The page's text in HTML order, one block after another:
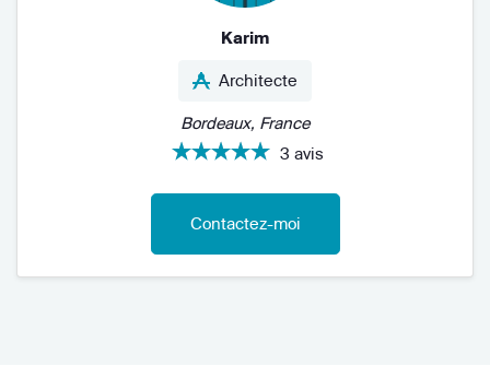
Karim
Architecte
Bordeaux, France
3 avis
Contactez-moi